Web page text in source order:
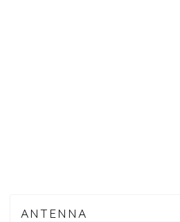
ANTENNA